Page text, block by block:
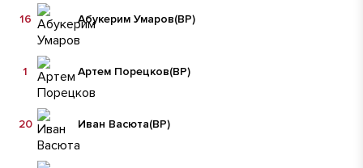
Абукерим Умаров(ВР)
16
Артем Порецков(ВР)
1
Иван Васюта(ВР)
20